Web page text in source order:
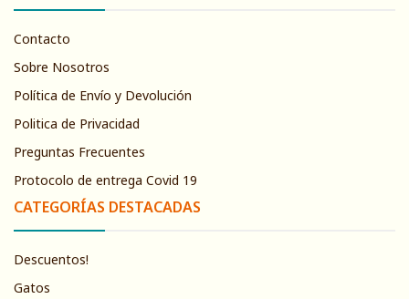
Contacto
Sobre Nosotros
Política de Envío y Devolución
Politica de Privacidad
Preguntas Frecuentes
Protocolo de entrega Covid 19
CATEGORÍAS DESTACADAS
Descuentos!
Gatos